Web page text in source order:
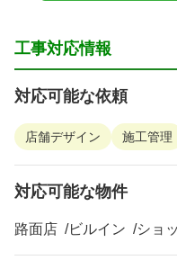
工事対応情報
対応可能な依頼
店舗デザイン 施工管理
対応可能な物件
路面店 ビルイン ショ